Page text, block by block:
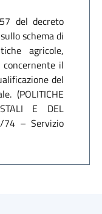
del decreto
schema di
agricole,
il
del
(POLITICHE
E DEL
74 – Servizio